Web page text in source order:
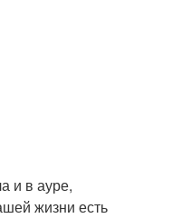
и в ауре,
жизни есть